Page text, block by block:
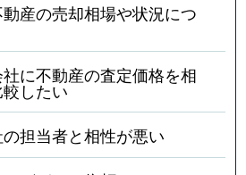
産の売却相場や状況につ
に不動産の査定価格を相
したい
担当者と相性が悪い